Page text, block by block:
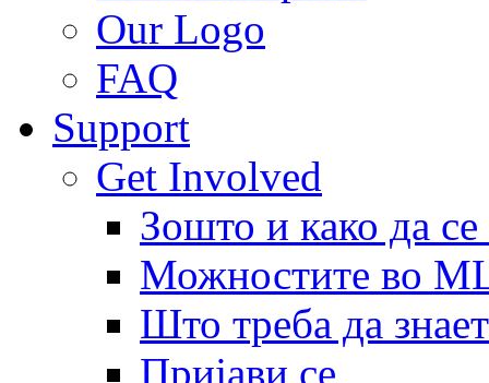
Our Logo
FAQ
Support
Get Involved
Зошто и како да
Можностите во
Што треба да
Пријави се